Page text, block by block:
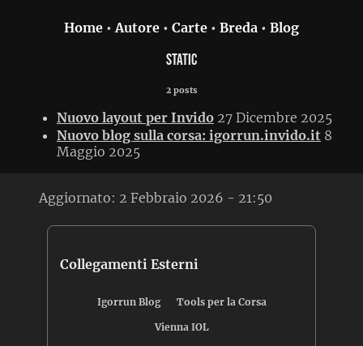
Home •Autore • Carte • Breda • Blog
static
2 posts
Nuovo layout per Invido 27 Dicembre 2025
Nuovo blog sulla corsa: igorrun.invido.it 8
Maggio 2025
Aggiornato: 2 Febbraio 2026 - 21:50
Collegamenti Esterni
Igorrun Blog Tools per la Corsa
Vienna IOL